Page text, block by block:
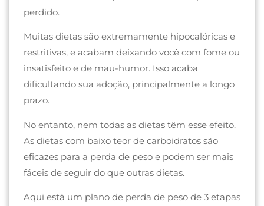
perdido.
Muitas dietas são extremamente hipocalóricas e
restritivas, e acabam deixando você com fome ou
insatisfeito e de mau-humor. Isso acaba
dificultando sua adoção, principalmente a longo
prazo.
No entanto, nem todas as dietas têm esse efeito.
As dietas com baixo teor de carboidratos são
eficazes para a perda de peso e podem ser mais
fáceis de seguir do que outras dietas.
Aqui está um plano de perda de peso de 3 etapas